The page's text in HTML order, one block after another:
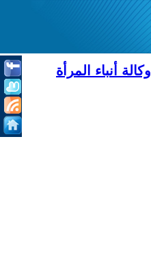
وكالة أنباء المرأة